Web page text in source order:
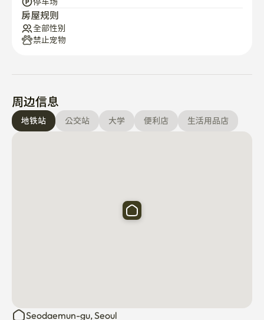
        • 步行三分钟即可到达便利店
        • 机场巴士站步行5分钟 #6005（500米）
        • 距延世大学非常近。（步行300米 - 5分钟）
        • 距延世医院（1.7公里 - 步行30分钟，乘公交20分钟）
里）*接送免费！
*这一带最大的公寓！
        • 应要求，我可以介绍从仁川机场出发的面包车服务。
房屋规则
全部性别
禁止宠物
周边信息
地铁站 公交站 大学 便利店 生活用品店
Seodaemun-gu, Seoul